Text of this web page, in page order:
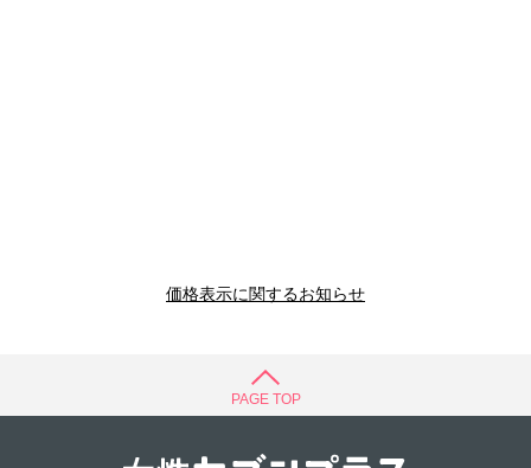
価格表示に関するお知らせ
PAGE TOP